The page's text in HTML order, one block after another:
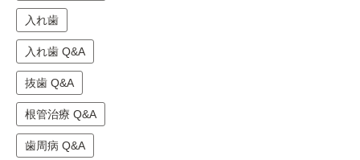
入れ歯
入れ歯 Q&A
抜歯 Q&A
根管治療 Q&A
歯周病 Q&A